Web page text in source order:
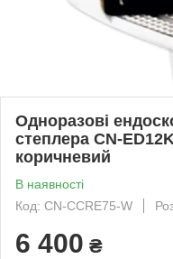
Одноразові
степлера CN-
коричневий
В наявності
Код: CN-CCRE75-W
6 400 ₴